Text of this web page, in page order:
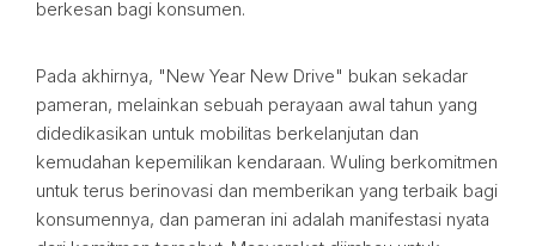
berkesan bagi konsumen.
Pada akhirnya, "New Year New Drive" bukan sekadar
pameran, melainkan sebuah perayaan awal tahun yang
didedikasikan untuk mobilitas berkelanjutan dan
kemudahan kepemilikan kendaraan. Wuling berkomitmen
untuk terus berinovasi dan memberikan yang terbaik bagi
konsumennya, dan pameran ini adalah manifestasi nyata